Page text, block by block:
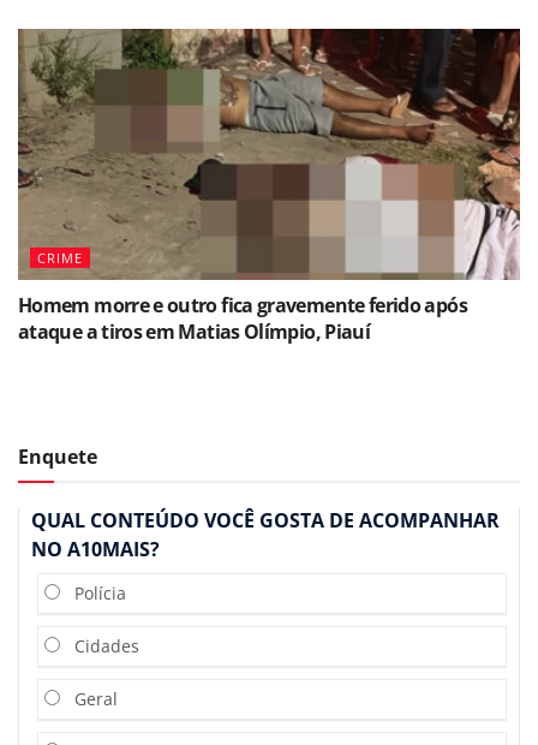
CRIME
Homem morre e outro fica gravemente ferido após
ataque a tiros em Matias Olímpio, Piauí
Enquete
QUAL CONTEÚDO VOCÊ GOSTA DE ACOMPANHAR
NO A10MAIS?
Polícia
Cidades
Geral